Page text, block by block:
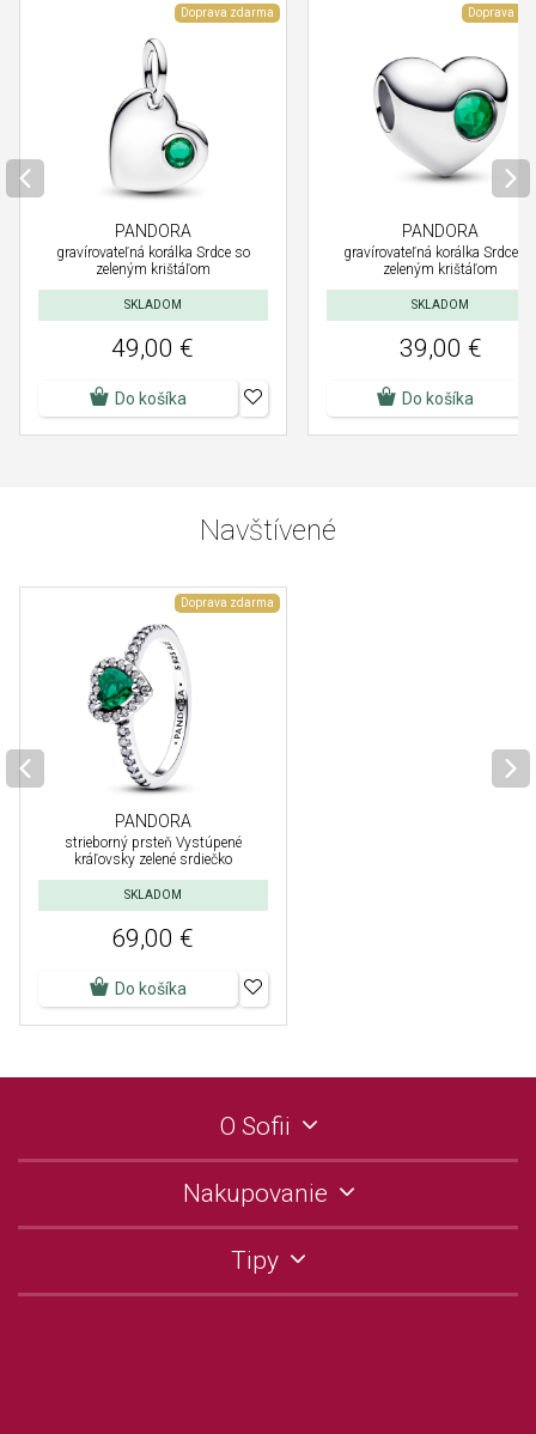
Doprava zdarma
PANDORA
gravírovateľná korálka Srdce so
zeleným krištáľom
SKLADOM
49,00 €
Do košíka
Doprava
PANDORA
gravírovateľná korálka Srdce
zeleným krištáľom
SKLADOM
39,00 €
Do košíka
Navštívené
Doprava zdarma
PANDORA
strieborný prsteň Vystúpené
kráľovsky zelené srdiečko
SKLADOM
69,00 €
Do košíka
O Sofii
Nakupovanie
Tipy